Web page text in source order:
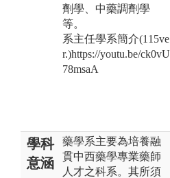
劑學、中藥調劑學
等。
系主任學系簡介(115ve
r.)https://youtu.be/ck0vU
78msaA
學科
意涵
藥學系主要為培養融
貫中西藥學專業藥師
人才之科系。其所須